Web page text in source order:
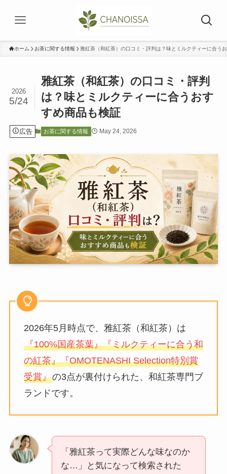
ホーム お茶に関する情報 雅紅茶（和紅茶）の口コミ・評判は？味とミルクティーに合う
雅紅茶（和紅茶）の口コミ・評判
は？味とミルクティーに合うおす
すめ商品も検証
2026
5/24
広告 お茶に関する情報 May 24, 2026
2026年5月時点で、雅紅茶（和紅茶）は
『100%国産茶葉』『ミルクティーに合う和
の紅茶』『OMOTENASHI Selection特別賞
受賞』の3点が裏付けられた、和紅茶専門ブ
ランドです。
「雅紅茶って実際どんな味なのか
な…」と気になって検索された